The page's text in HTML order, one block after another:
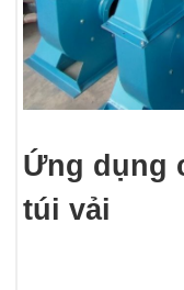
Ứng dụng
túi vải